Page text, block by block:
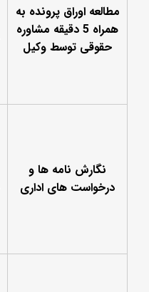
مطالعه اوراق پرونده به
همراه 5 دقیقه مشاوره
حقوقی توسط وکیل
نگارش نامه ها و
درخواست های اداری